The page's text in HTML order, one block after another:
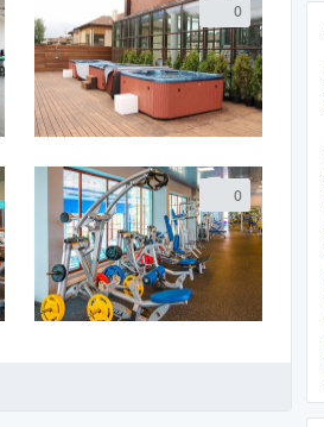
0
0